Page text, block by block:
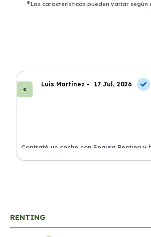
Las características pueden variar según
Luis Martínez - 17 Jul, 2026
Contraté un coche con Segura Renting y
experiencia fantástica. Todo incluido y
RENTING